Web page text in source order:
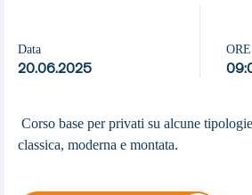
Data
20.06.2025
ORE
Corso base per privati su alcune
classica, moderna e montata.